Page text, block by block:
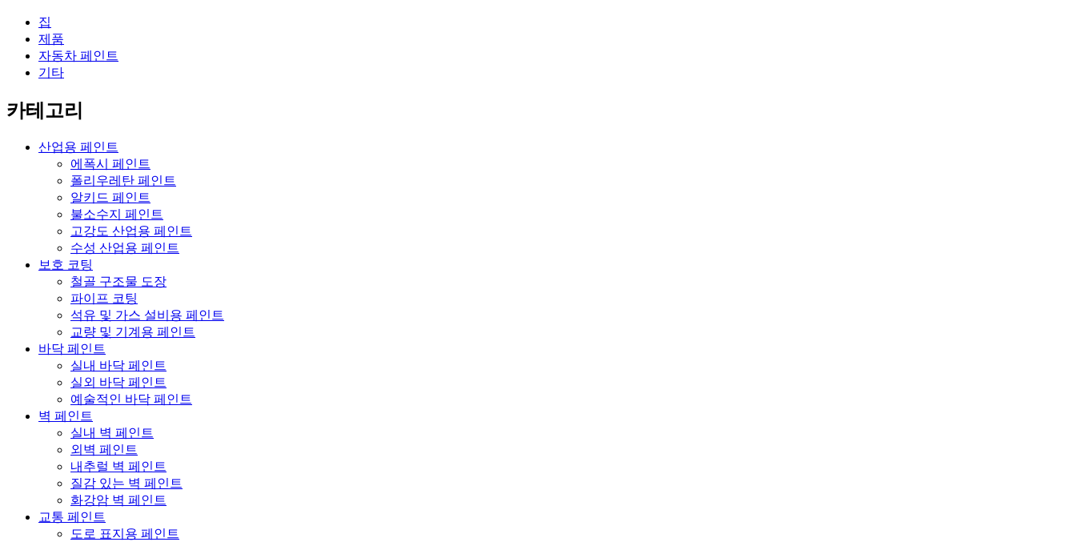
집
제품
자동차 페인트
기타
카테고리
산업용 페인트
에폭시 페인트
폴리우레탄 페인트
알키드 페인트
불소수지 페인트
고강도 산업용 페인트
수성 산업용 페인트
보호 코팅
철골 구조물 도장
파이프 코팅
석유 및 가스 설비용 페인트
교량 및 기계용 페인트
바닥 페인트
실내 바닥 페인트
실외 바닥 페인트
예술적인 바닥 페인트
벽 페인트
실내 벽 페인트
외벽 페인트
내추럴 벽 페인트
질감 있는 벽 페인트
화강암 벽 페인트
교통 페인트
도로 표지용 페인트